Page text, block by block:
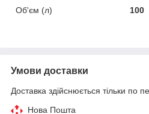
Об'єм (л)
100
Умови доставки
Доставка здійснюється тільки по
Нова Пошта